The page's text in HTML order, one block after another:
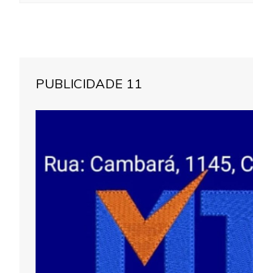
PUBLICIDADE 11